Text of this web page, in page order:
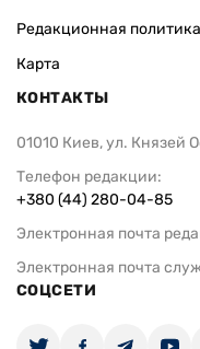
Редакционная политика
Карта
КОНТАКТЫ
01010 Киев, ул. Князей
Телефон редакции:
+380 (44) 280-04-85
Электронная почта
Электронная почта
СОЦСЕТИ